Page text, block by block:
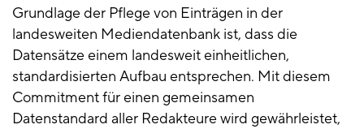
Grundlage der Pflege von Einträgen in der
landesweiten Mediendatenbank ist, dass die
Datensätze einem landesweit einheitlichen,
standardisierten Aufbau entsprechen. Mit diesem
Commitment für einen gemeinsamen
Datenstandard aller Redakteure wird gewährleistet,